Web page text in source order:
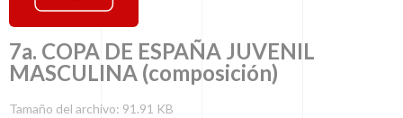
7a. COPA DE ESPAÑA JUVENIL
MASCULINA (composición)
Tamaño del archivo: 91.91 KB